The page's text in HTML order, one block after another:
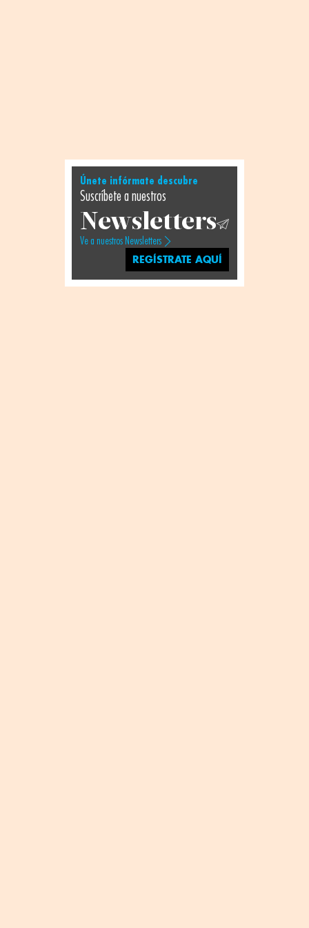
Únete infórmate descubre
Suscríbete a nuestros
Newsletters
Ve a nuestros Newsletters
REGÍSTRATE AQUÍ